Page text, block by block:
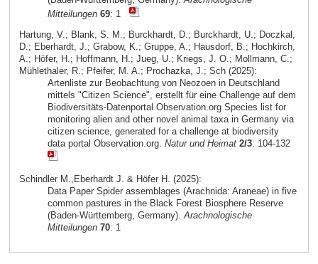
Mitteilungen 69: 1
Hartung, V.; Blank, S. M.; Burckhardt, D.; Burckhardt, U.; Doczkal,
D.; Eberhardt, J.; Grabow, K.; Gruppe, A.; Hausdorf, B.; Hochkirch,
A.; Höfer, H.; Hoffmann, H.; Jueg, U.; Kriegs, J. O.; Mollmann, C.;
Mühlethaler, R.; Pfeifer, M. A.; Prochazka, J.; Sch (2025):
Artenliste zur Beobachtung von Neozoen in Deutschland
mittels "Citizen Science", erstellt für eine Challenge auf dem
Biodiversitäts-Datenportal Observation.org Species list for
monitoring alien and other novel animal taxa in Germany via
citizen science, generated for a challenge at biodiversity
data portal Observation.org. Natur und Heimat 2/3: 104-132
Schindler M.,Eberhardt J. & Höfer H. (2025):
Data Paper Spider assemblages (Arachnida: Araneae) in five
common pastures in the Black Forest Biosphere Reserve
(Baden-Württemberg, Germany).Arachnologische
Mitteilungen 70: 1